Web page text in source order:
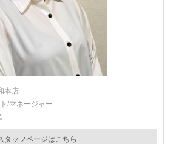
本店
/マネージャー
タッフページはこちら